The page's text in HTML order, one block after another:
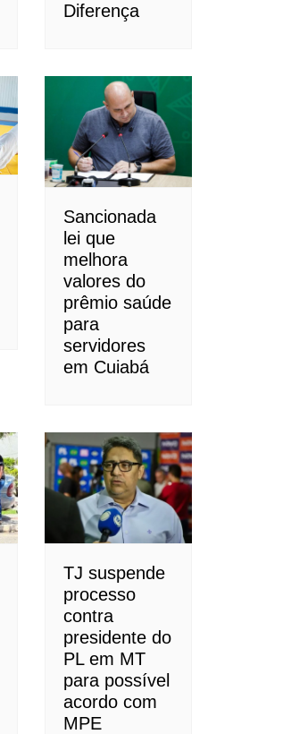
Diferença
Sancionada
lei que
melhora
valores do
prêmio saúde
para
servidores
em Cuiabá
TJ suspende
processo
contra
presidente do
PL em MT
para possível
acordo com
MPE